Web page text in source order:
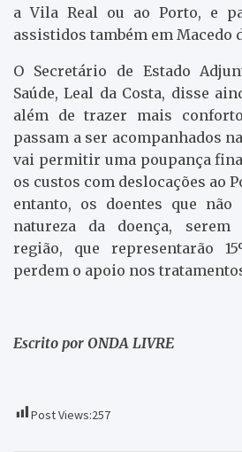
a Vila Real ou ao Porto, e
assistidos também em Macedo
O Secretário de Estado
Saúde, Leal da Costa, disse
além de trazer mais
passam a ser acompanhados
vai permitir uma poupança
os custos com deslocações ao
entanto, os doentes que não
natureza da doença, serem
região, que representarão
perdem o apoio nos
Escrito por ONDA LIVRE
Post Views:257